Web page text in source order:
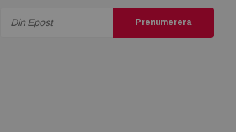
Prenumerera